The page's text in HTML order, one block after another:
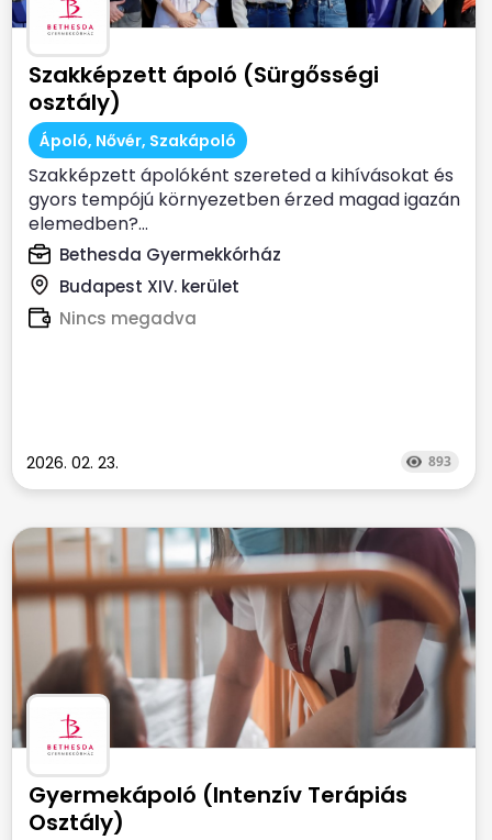
Szakképzett ápoló (Sürgősségi
osztály)
Ápoló, Nővér, Szakápoló
Szakképzett ápolóként szereted a kihívásokat és
gyors tempójú környezetben érzed magad igazán
elemedben?...
Bethesda Gyermekkórház
Budapest XIV. kerület
Nincs megadva
2026. 02. 23. 893
Gyermekápoló (Intenzív Terápiás
Osztály)